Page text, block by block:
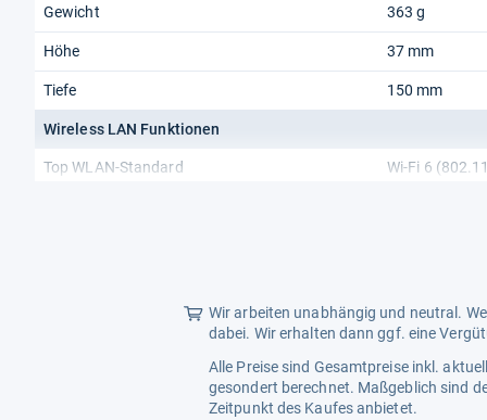
Gewicht 363 g
Höhe 37 mm
Tiefe 150 mm
Wireless LAN Funktionen
Top WLAN-Standard Wi-Fi 6
WLAN-Datenübertragungsrate (zweites Band) 2400 Mbit/s
802.11a,
(802.11ac),
Wir arbeiten unabhängig und neutral.
dabei. Wir erhalten dann ggf. eine
Alle Preise sind Gesamtpreise inkl.
gesondert berechnet. Maßgeblich sind
Zeitpunkt des Kaufes anbietet.